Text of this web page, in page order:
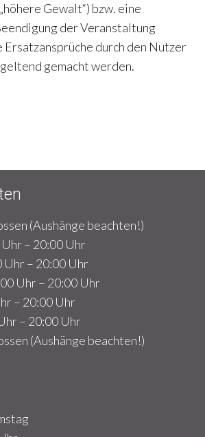
Gewalt“) bzw. eine
der Veranstaltung
Ersatzansprüche durch den Nutzer
gemacht werden.
(Aushänge beachten!)
– 20:00 Uhr
– 20:00 Uhr
Uhr – 20:00 Uhr
– 20:00 Uhr
– 20:00 Uhr
(Aushänge beachten!)